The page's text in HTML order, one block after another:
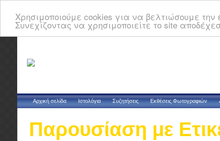
Χρησιμοποιούμε cookies για να βελτιώσουμε
Συνεχίζοντας να χρησιμοποιείτε το site
Αρχική σελίδα Ιστολόγια Συζητήσεις Εκθέσεις Φωτογραφιών
Παρουσίαση με